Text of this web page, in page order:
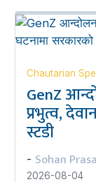
Chautarian
GenZ
प्रभुत्व,
स्टडी
- Sohan
2026-08-04